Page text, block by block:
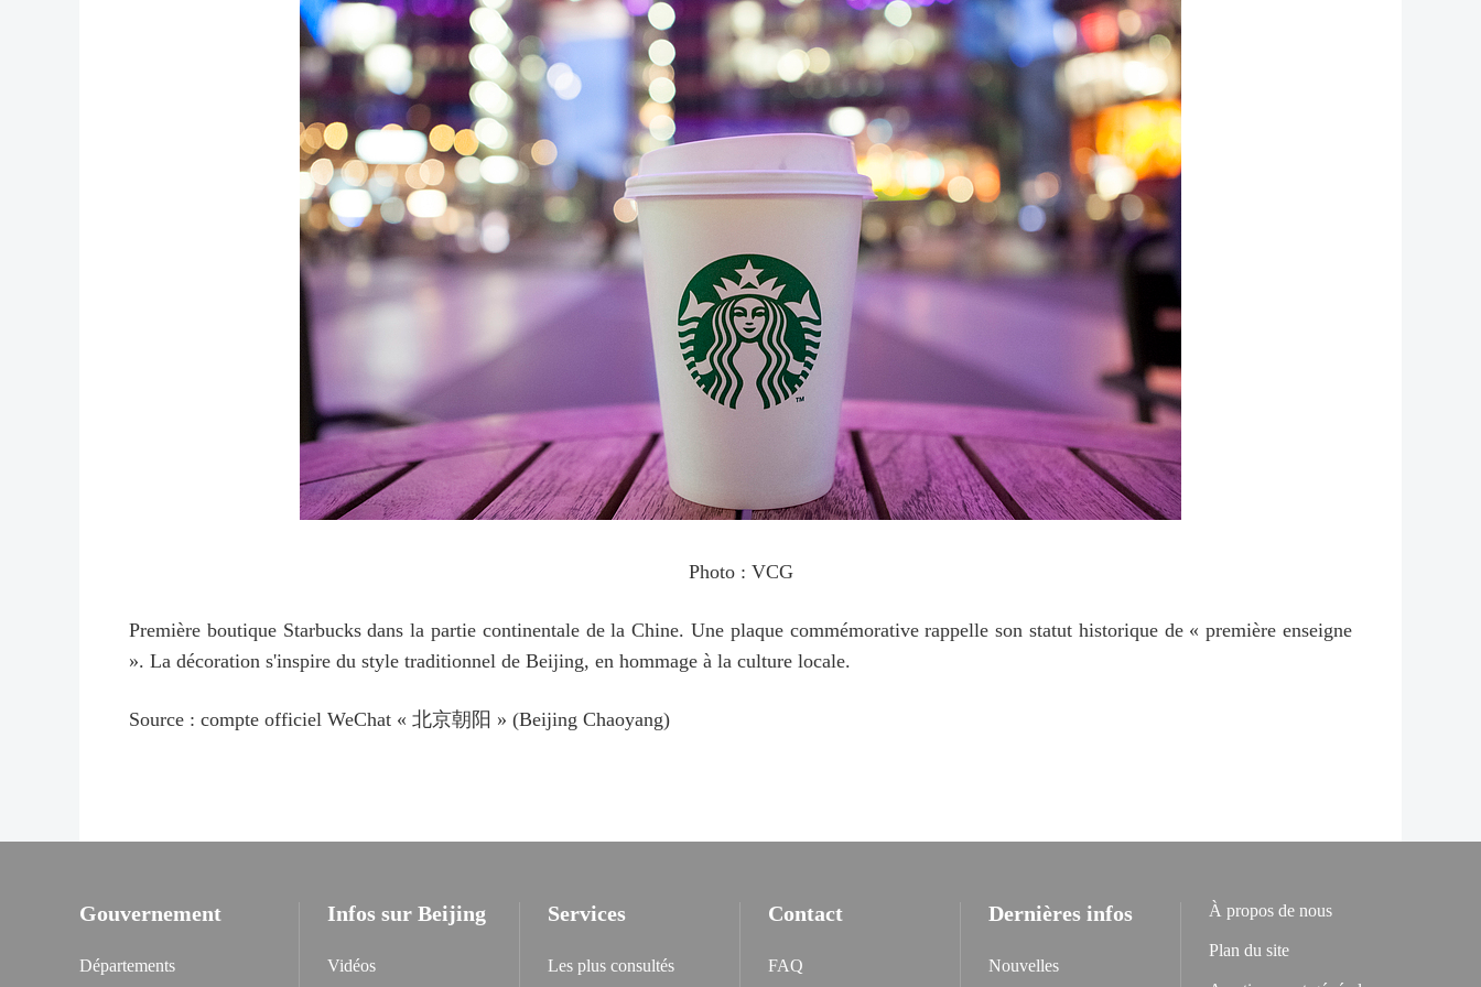
Photo : VCG
Première boutique Starbucks dans la partie continentale de la Chine. Une plaque commémorative rappelle son statut historique de « première enseigne
». La décoration s'inspire du style traditionnel de Beijing, en hommage à la culture locale.
Source : compte officiel WeChat « 北京朝阳 » (Beijing Chaoyang)
Gouvernement
Départements
Infos sur Beijing
Vidéos
Services
Les plus consultés
Contact
FAQ
Dernières infos
Nouvelles
À propos de nous
Plan du site